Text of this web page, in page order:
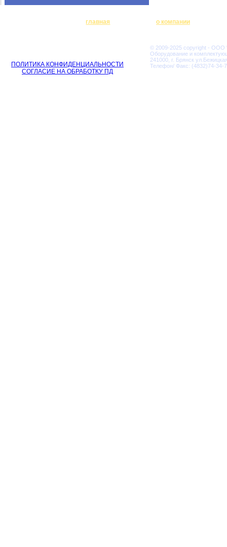
главная о компании
ПОЛИТИКА КОНФИДЕНЦИАЛЬНОСТИ
СОГЛАСИЕ НА ОБРАБОТКУ ПД
© 2009-2025 copyright - ООО
Оборудование и
241000, г. Брянск
Телефон/ Факс: (4832)74-34-